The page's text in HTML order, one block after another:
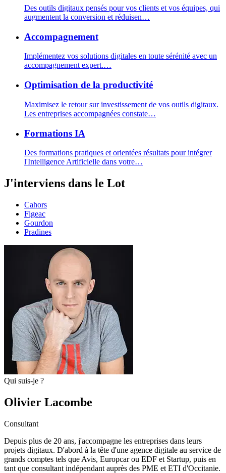
Des outils digitaux pensés pour vos clients et vos équipes, qui
augmentent la conversion et réduisen…
Accompagnement
Implémentez vos solutions digitales en toute sérénité avec un
accompagnement expert.…
Optimisation de la productivité
Maximisez le retour sur investissement de vos outils digitaux.
Les entreprises accompagnées constate…
Formations IA
Des formations pratiques et orientées résultats pour intégrer
l'Intelligence Artificielle dans votre…
J'interviens dans le Lot
Cahors
Figeac
Gourdon
Pradines
Qui suis-je ?
Olivier Lacombe
Consultant
Depuis plus de 20 ans, j'accompagne les entreprises dans leurs
projets digitaux. D'abord à la tête d'une agence digitale au service de
grands comptes tels que Avis, Europcar ou EDF et Startup, puis en
tant que consultant indépendant auprès des PME et ETI d'Occitanie.